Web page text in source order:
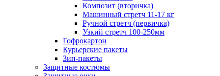
Композит (вторичка)
Машинный стретч 11-17 кг
Ручной стретч (первичка)
Узкий стретч 100-250мм
Гофрокартон
Курьерские пакеты
Зип-пакеты
Защитные костюмы